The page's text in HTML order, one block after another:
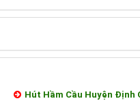
Hút Hầm Cầu Huyện Định